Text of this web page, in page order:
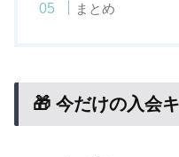
まとめ
🎁 今だけの入会